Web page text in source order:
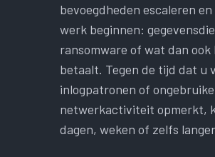
bevoegdheden escaleren
werk beginnen:
ransomware of wat dan ook
betaalt. Tegen de tijd dat u
inlogpatronen of
netwerkactiviteit opmerkt,
dagen, weken of zelfs